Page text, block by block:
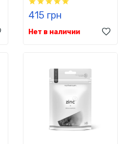
415 грн
Нет в наличии